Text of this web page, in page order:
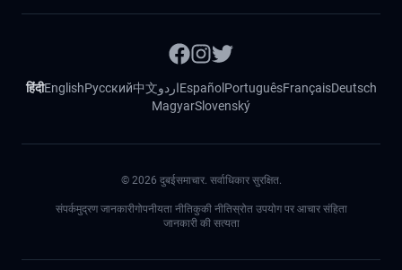
हिंदीEnglishРусский中文اردوEspañol PortuguêsFrançaisDeutsch
MagyarSlovenský
© 2026 दुबईसमाचार. सर्वाधिकार सुरक्षित.
संपर्कमुद्रण जानकारीगोपनीयता नीतिकुकी नीतिस्रोत उपयोग पर आचार संहिता
जानकारी की सत्यता